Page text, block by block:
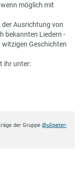
möglich mit
Ausrichtung von
bekannten Liedern -
Geschichten
ihr unter:
der Gruppe @ulipeter-